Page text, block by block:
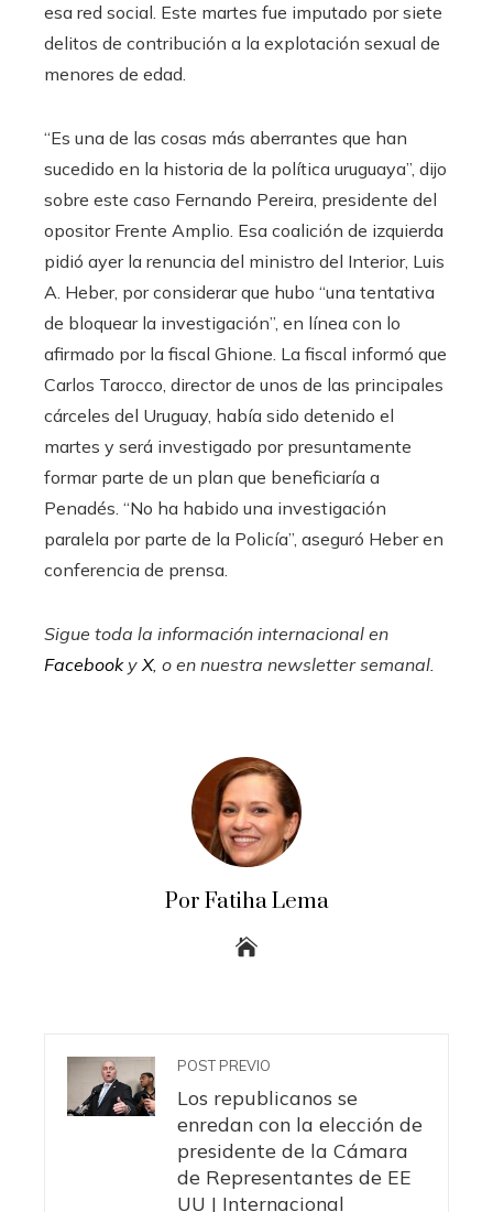
esa red social. Este martes fue imputado por siete
delitos de contribución a la explotación sexual de
menores de edad.
“Es una de las cosas más aberrantes que han
sucedido en la historia de la política uruguaya”, dijo
sobre este caso Fernando Pereira, presidente del
opositor Frente Amplio. Esa coalición de izquierda
pidió ayer la renuncia del ministro del Interior, Luis
A. Heber, por considerar que hubo “una tentativa
de bloquear la investigación”, en línea con lo
afirmado por la fiscal Ghione. La fiscal informó que
Carlos Tarocco, director de unos de las principales
cárceles del Uruguay, había sido detenido el
martes y será investigado por presuntamente
formar parte de un plan que beneficiaría a
Penadés. “No ha habido una investigación
paralela por parte de la Policía”, aseguró Heber en
conferencia de prensa.
Sigue toda la información internacional en
FacebookyX, o en nuestra newsletter semanal.
Por Fatiha Lema
POST PREVIO
Los republicanos se
enredan con la elección de
presidente de la Cámara
de Representantes de EE
UU | Internacional